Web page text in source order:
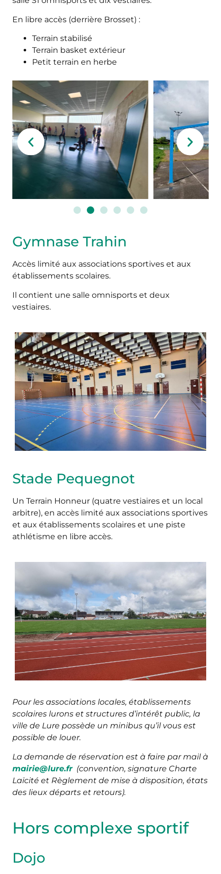
En libre accès (derrière Brosset) :
Terrain stabilisé
Terrain basket extérieur
Petit terrain en herbe
Gymnase Trahin
Accès limité aux associations sportives et aux
établissements scolaires.
Il contient une salle omnisports et deux
vestiaires.
Stade Pequegnot
Un Terrain Honneur (quatre vestiaires et un local
arbitre), en accès limité aux associations sportives
et aux établissements scolaires et une piste
athlétisme en libre accès.
Pour les associations locales, établissements
scolaires lurons et structures d’intérêt public, la
ville de Lure possède un minibus qu’il vous est
possible de louer.
La demande de réservation est à faire par mail à
mairie@lure.fr(convention, signature Charte
Laïcité et Règlement de mise à disposition, états
des lieux départs et retours).
Hors complexe sportif
Dojo